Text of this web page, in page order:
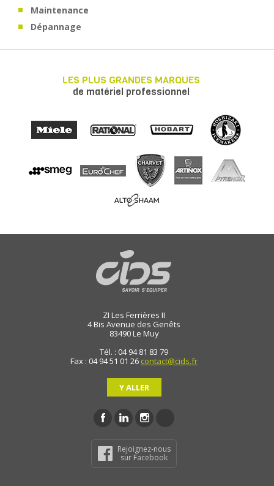
Maintenance
Dépannage
LES PLUS GRANDES MARQUES
de matériel professionnel
ZI Les Ferrières II
4 Bis Avenue des Genêts
83490Le Muy
Tél. : 04 94 81 83 79
Fax : 04 94 51 01 26 contact@cids.fr
Y ALLER
Rejoignez-nous
sur Facebook